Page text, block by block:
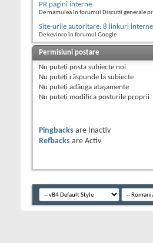
PR pagini interne
De mamulea în forumul Discutii generale
Site-urile autoritare: 8 linkuri
De kevinro în forumul Google
Permisiuni postare
Nu puteţi posta subiecte noi.
Nu puteţi răspunde la subiecte
Nu puteţi adăuga ataşamente
Nu puteţi modifica posturile proprii
Pingbacks are
Inactiv
Refbacks are Activ